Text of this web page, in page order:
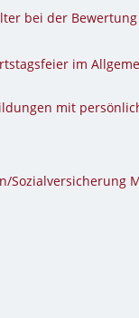
bei der
im
mit
Sozialversicherung